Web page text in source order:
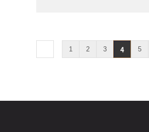
1 2 3 4 5